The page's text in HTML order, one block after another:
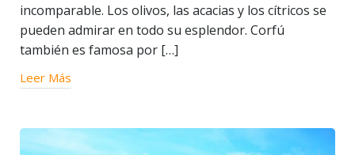
incomparable. Los olivos, las acacias y los cítricos se
pueden admirar en todo su esplendor. Corfú
también es famosa por […]
Leer Más